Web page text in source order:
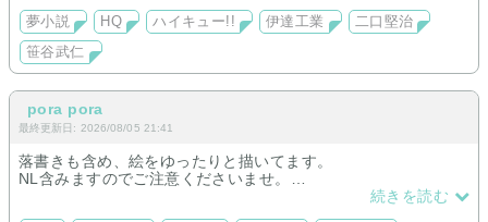
夢小説 HQ ハイキュー!! 伊達工業
二口堅治
笹谷武仁
pora pora
最終更新日: 2026/08/05 21:41
落書きも含め、絵をゆったりと描いてます。
NL含みますのでご注意くださいませ。
続きを読む